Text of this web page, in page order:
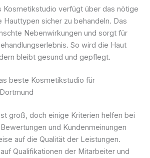
Kosmetikstudio verfügt über das nötige
Hauttypen sicher zu behandeln. Das
Nebenwirkungen und sorgt für
So wird die Haut
bleibt gesund und gepflegt.
beste Kosmetikstudio für
groß, doch einige Kriterien helfen bei
und Kundenmeinungen
auf die Qualität der Leistungen.
Qualifikationen der Mitarbeiter und